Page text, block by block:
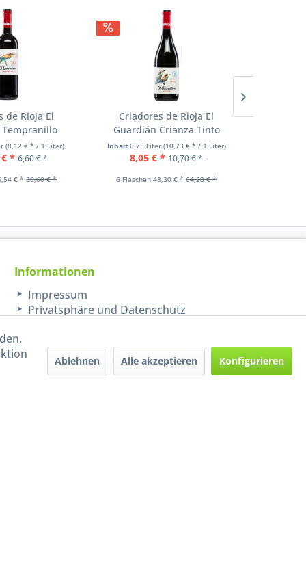
de Rioja El
(8,12 € * / 1 Liter)
* 6,60 € *
€ * 39,60 € *
Criadores de Rioja El
Guardián Crianza Tinto
Inhalt 0.75 Liter (10,73 € * / 1 Liter)
8,05 € * 10,70 € *
6 Flaschen 48,30 € * 64,20 € *
Informationen
Impressum
Privatsphäre und Datenschutz
Ablehnen Alle akzeptieren Konfigurieren